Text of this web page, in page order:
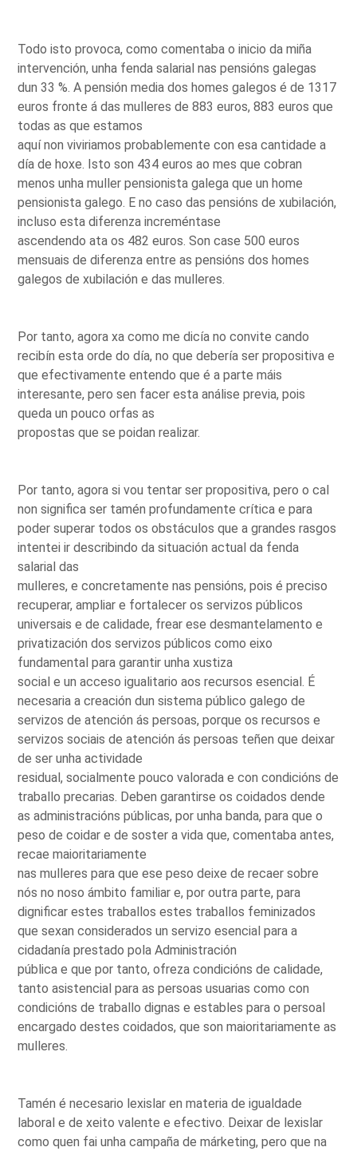
Todo isto provoca, como comentaba o inicio da miña
intervención, unha fenda salarial nas pensións galegas
dun 33 %. A pensión media dos homes galegos é de 1317
euros fronte á das mulleres de 883 euros, 883 euros que
todas as que estamos
aquí non viviriamos probablemente con esa cantidade a
día de hoxe. Isto son 434 euros ao mes que cobran
menos unha muller pensionista galega que un home
pensionista galego. E no caso das pensións de xubilación,
incluso esta diferenza increméntase
ascendendo ata os 482 euros. Son case 500 euros
mensuais de diferenza entre as pensións dos homes
galegos de xubilación e das mulleres.
Por tanto, agora xa como me dicía no convite cando
recibín esta orde do día, no que debería ser propositiva e
que efectivamente entendo que é a parte máis
interesante, pero sen facer esta análise previa, pois
queda un pouco orfas as
propostas que se poidan realizar.
Por tanto, agora si vou tentar ser propositiva, pero o cal
non significa ser tamén profundamente crítica e para
poder superar todos os obstáculos que a grandes rasgos
intentei ir describindo da situación actual da fenda
salarial das
mulleres, e concretamente nas pensións, pois é preciso
recuperar, ampliar e fortalecer os servizos públicos
universais e de calidade, frear ese desmantelamento e
privatización dos servizos públicos como eixo
fundamental para garantir unha xustiza
social e un acceso igualitario aos recursos esencial. É
necesaria a creación dun sistema público galego de
servizos de atención ás persoas, porque os recursos e
servizos sociais de atención ás persoas teñen que deixar
de ser unha actividade
residual, socialmente pouco valorada e con condicións de
traballo precarias. Deben garantirse os coidados dende
as administracións públicas, por unha banda, para que o
peso de coidar e de soster a vida que, comentaba antes,
recae maioritariamente
nas mulleres para que ese peso deixe de recaer sobre
nós no noso ámbito familiar e, por outra parte, para
dignificar estes traballos estes traballos feminizados
que sexan considerados un servizo esencial para a
cidadanía prestado pola Administración
pública e que por tanto, ofreza condicións de calidade,
tanto asistencial para as persoas usuarias como con
condicións de traballo dignas e estables para o persoal
encargado destes coidados, que son maioritariamente as
mulleres.
Tamén é necesario lexislar en materia de igualdade
laboral e de xeito valente e efectivo. Deixar de lexislar
como quen fai unha campaña de márketing, pero que na